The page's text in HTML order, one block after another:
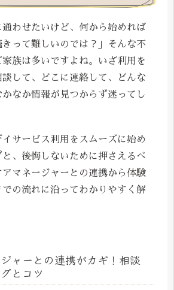
通わせたいけど、何から始めれば
って難しいのでは？」そんな不
族は多いですよね。いざ利用を
して、どこに連絡して、どんな
なか情報が見つからず迷ってし
イサービス利用をスムーズに始め
、後悔しないために押さえるべ
マネージャーとの連携から体験
の流れに沿ってわかりやすく解
ャーとの連携がカギ！相談
とコツ